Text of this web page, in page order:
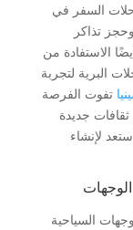
السفر في
تذاكر
الاستفادة من
البرية لتجربة
تفوت الفرصة
جديدة
لإنشاء